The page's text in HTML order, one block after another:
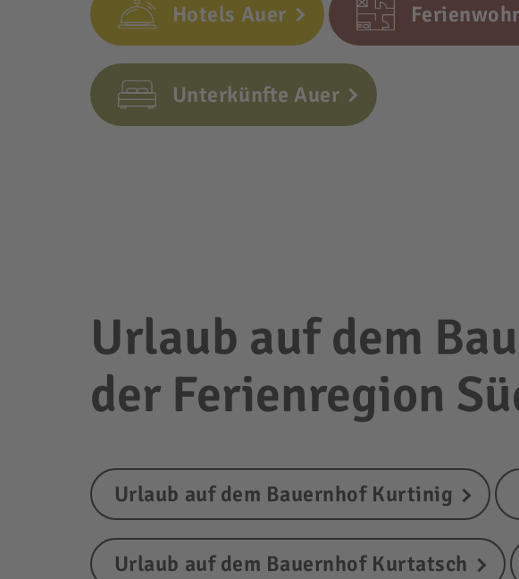
Hotels Auer
Unterkünfte Auer
Urlaub auf dem
der Ferienregion
Urlaub auf dem Bauernhof Kurtinig
Urlaub auf dem Bauernhof Kurtatsch